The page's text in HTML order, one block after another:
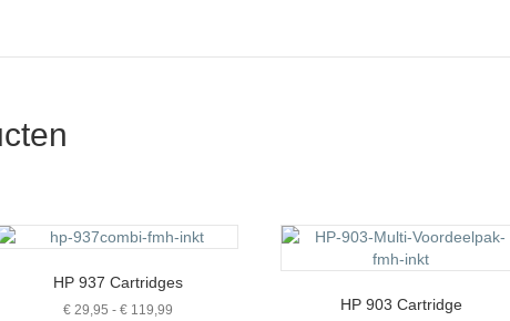
HP 937 Cartridges
€29,95 - €119,99Prijsklasse:
HP 903 Cartridge